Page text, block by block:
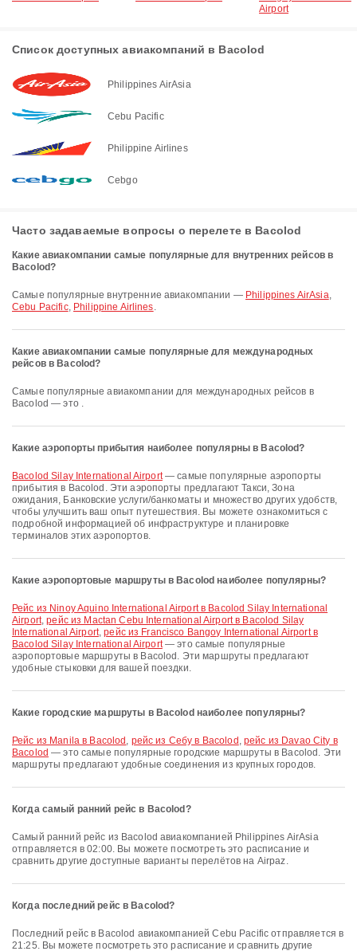
Airport
Список доступных авиакомпаний в Bacolod
Philippines AirAsia
Cebu Pacific
Philippine Airlines
Cebgo
Часто задаваемые вопросы о перелете в Bacolod
Какие авиакомпании самые популярные для внутренних рейсов в
Bacolod?
Самые популярные внутренние авиакомпании — Philippines AirAsia,
Cebu Pacific, Philippine Airlines.
Какие авиакомпании самые популярные для международных
рейсов в Bacolod?
Самые популярные авиакомпании для международных рейсов в
Bacolod — это .
Какие аэропорты прибытия наиболее популярны в Bacolod?
Bacolod Silay International Airport— самые популярные аэропорты
прибытия в Bacolod. Эти аэропорты предлагают Такси, Зона
ожидания, Банковские услуги/банкоматы и множество других удобств,
чтобы улучшить ваш опыт путешествия. Вы можете ознакомиться с
подробной информацией об инфраструктуре и планировке
терминалов этих аэропортов.
Какие аэропортовые маршруты в Bacolod наиболее популярны?
рейс из Ninoy Aquino International Airport в Bacolod Silay International
Airport,рейс из Mactan Cebu International Airport в Bacolod Silay
International Airport,рейс из Francisco Bangoy International Airport в
Bacolod Silay International Airport— это самые популярные
аэропортовые маршруты в Bacolod. Эти маршруты предлагают
удобные стыковки для вашей поездки.
Какие городские маршруты в Bacolod наиболее популярны?
рейс из Manila в Bacolod , рейс из Себу в Bacolod ,рейс из Davao City в
Bacolod — это самые популярные городские маршруты в Bacolod. Эти
маршруты предлагают удобные соединения из крупных городов.
Когда самый ранний рейс в Bacolod?
Самый ранний рейс из Bacolod авиакомпанией Philippines AirAsia
отправляется в 02:00. Вы можете посмотреть это расписание и
сравнить другие доступные варианты перелётов на Airpaz.
Когда последний рейс в Bacolod?
Последний рейс в Bacolod авиакомпанией Cebu Pacific отправляется в
21:25. Вы можете посмотреть это расписание и сравнить другие